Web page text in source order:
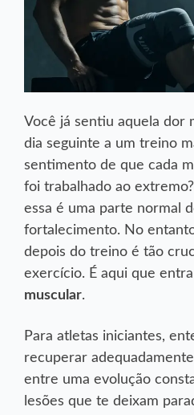
Você já sentiu aquela dor
dia seguinte a um treino
sentimento de que cada
foi trabalhado ao
essa é uma parte normal
fortalecimento. No
depois do treino é tão
exercício. É aqui que
muscular.
Para atletas iniciantes,
recuperar
entre uma evolução
lesões que te deixam